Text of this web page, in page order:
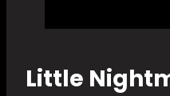
Little